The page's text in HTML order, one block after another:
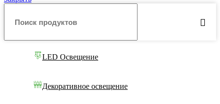
LED Освещение
Декоративное освещение